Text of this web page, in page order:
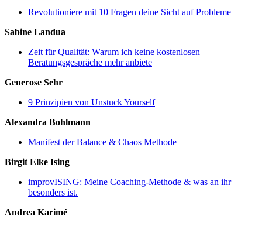
Revolutioniere mit 10 Fragen deine Sicht auf Probleme
Sabine Landua
Zeit für Qualität: Warum ich keine kostenlosen
Beratungsgespräche mehr anbiete
Generose Sehr
9 Prinzipien von Unstuck Yourself
Alexandra Bohlmann
Manifest der Balance & Chaos Methode
Birgit Elke Ising
improvISING: Meine Coaching-Methode & was an ihr
besonders ist.
Andrea Karimé